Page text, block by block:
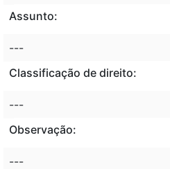
Assunto:
---
Classificação de direito:
---
Observação:
---